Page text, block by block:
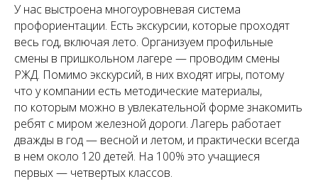
У нас выстроена многоуровневая система
профориентации. Есть экскурсии, которые проходят
весь год, включая лето. Организуем профильные
смены в пришкольном лагере — проводим смены
РЖД. Помимо экскурсий, в них входят игры, потому
что у компании есть методические материалы,
по которым можно в увлекательной форме знакомить
ребят с миром железной дороги. Лагерь работает
дважды в год — весной и летом, и практически всегда
в нем около 120 детей. На 100% это учащиеся
первых — четвертых классов.